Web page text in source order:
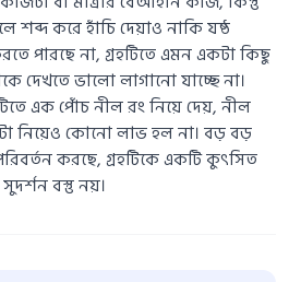
শব্দ করে হাঁচি দেয়াও নাকি যষ্ঠ
পারছে না, গ্রহটিতে এমন একটা কিছু
দেখতে ভালো লাগানো যাচ্ছে না।
এক পোঁচ নীল রং নিয়ে দেয়, নীল
নিয়েও কোনো লাভ হল না। বড় বড়
করছে, গ্রহটিকে একটি কুৎসিত
বস্তু নয়।